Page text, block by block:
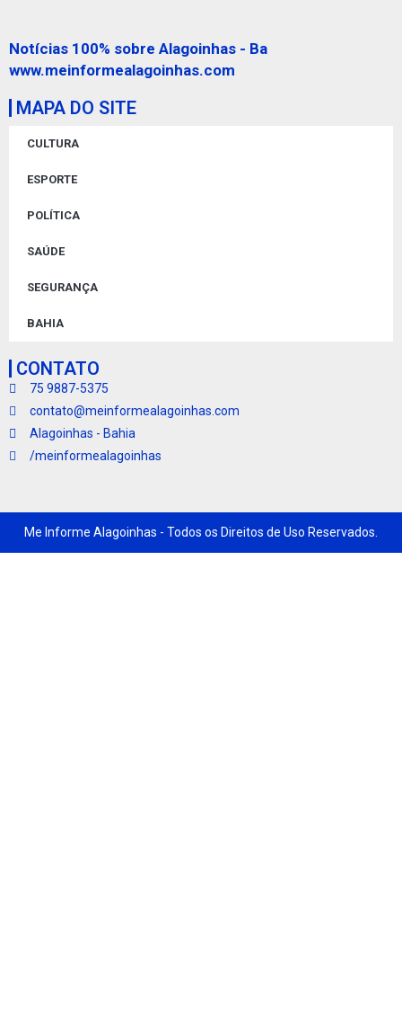
Notícias 100% sobre Alagoinhas - Ba
www.meinformealagoinhas.com
MAPA DO SITE
CULTURA
ESPORTE
POLÍTICA
SAÚDE
SEGURANÇA
BAHIA
CONTATO
75 9887-5375
contato@meinformealagoinhas.com
Alagoinhas - Bahia
/meinformealagoinhas
Me Informe Alagoinhas - Todos os Direitos de Uso Reservados.